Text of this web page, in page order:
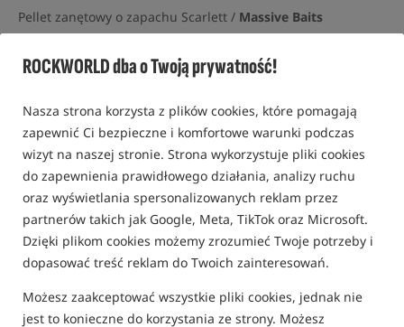
ROCKWORLD dba o Twoją prywatność!
Nasza strona korzysta z plików cookies, które pomagają
zapewnić Ci bezpieczne i komfortowe warunki podczas
wizyt na naszej stronie. Strona wykorzystuje pliki cookies
do zapewnienia prawidłowego działania, analizy ruchu
oraz wyświetlania spersonalizowanych reklam przez
partnerów takich jak Google, Meta, TikTok oraz Microsoft.
Dzięki plikom cookies możemy zrozumieć Twoje potrzeby i
dopasować treść reklam do Twoich zainteresowań.
Możesz zaakceptować wszystkie pliki cookies, jednak nie
jest to konieczne do korzystania ze strony. Możesz
Pellet zanętowy o zapachu Scarlett / Massive Baits
0 opinii | ponad 10 osób kupiło ten produkt
Promocja+